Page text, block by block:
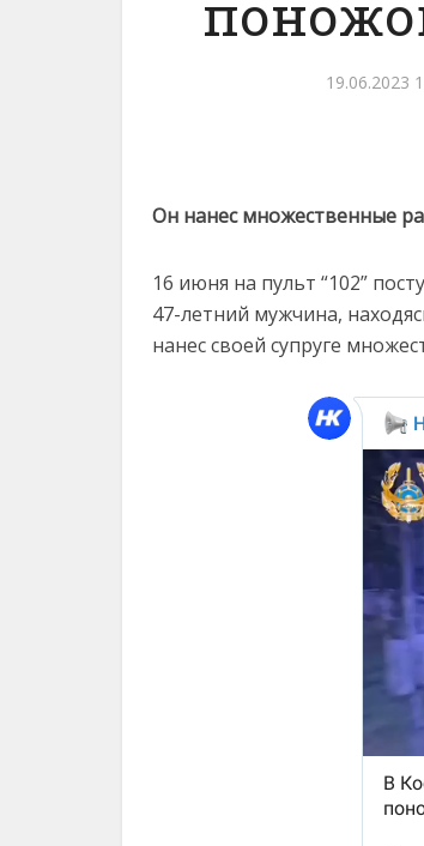
19.06.2023
Он нанес множественные
16 июня на пульт “102”
47-летний мужчина,
нанес своей супруге